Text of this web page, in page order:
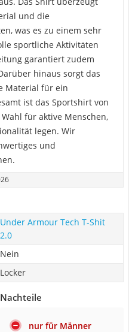
und die
was es zu einem sehr
sportliche Aktivitäten
garantiert zudem
hinaus sorgt das
Material für ein
ist das Sportshirt von
für aktive Menschen,
legen. Wir
und
Under Armour Tech T-Shit
2.0
Nein
Locker
Nachteile
nur für Männer